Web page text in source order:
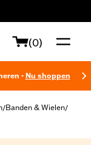
(0)
- Nu shoppen
/Banden & Wielen/